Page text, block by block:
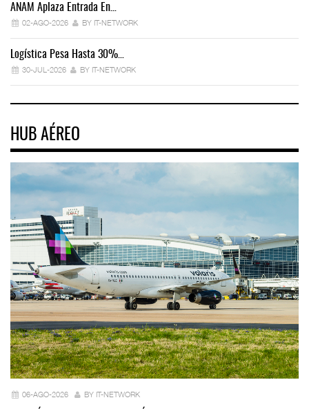
ANAM Aplaza Entrada En…
02-AGO-2026 BY IT-NETWORK
Logística Pesa Hasta 30%…
30-JUL-2026 BY IT-NETWORK
HUB AÉREO
06-AGO-2026 BY IT-NETWORK